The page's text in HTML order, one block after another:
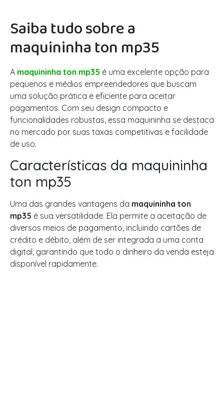
Saiba tudo sobre a
maquininha ton mp35
A maquininha ton mp35 é uma excelente opção para
pequenos e médios empreendedores que buscam
uma solução prática e eficiente para aceitar
pagamentos. Com seu design compacto e
funcionalidades robustas, essa maquininha se destaca
no mercado por suas taxas competitivas e facilidade
de uso.
Características da maquininha
ton mp35
Uma das grandes vantagens da maquininha ton
mp35 é sua versatilidade. Ela permite a aceitação de
diversos meios de pagamento, incluindo cartões de
crédito e débito, além de ser integrada a uma conta
digital, garantindo que todo o dinheiro da venda esteja
disponível rapidamente.